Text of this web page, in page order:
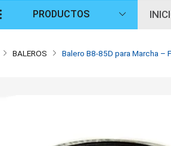
PRODUCTOS
BALEROS Balero B8-85D para Marcha